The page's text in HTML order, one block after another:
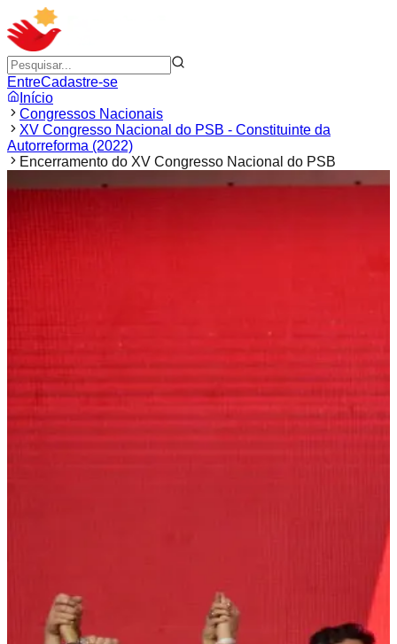
EntreCadastre-se
Início
Congressos Nacionais
XV Congresso Nacional do PSB - Constituinte da
Autorreforma (2022)
Encerramento do XV Congresso Nacional do PSB